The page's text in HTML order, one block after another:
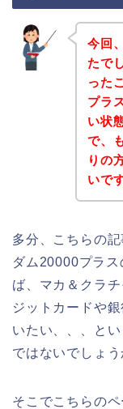
今回
たで
った
プラ
い状
で、
りの
いで
多分、こちらの
ダム20000プラ
ば、マカ＆クラ
ジットカードや
いたい、、、と
ではないでしょう
そこでこちらの